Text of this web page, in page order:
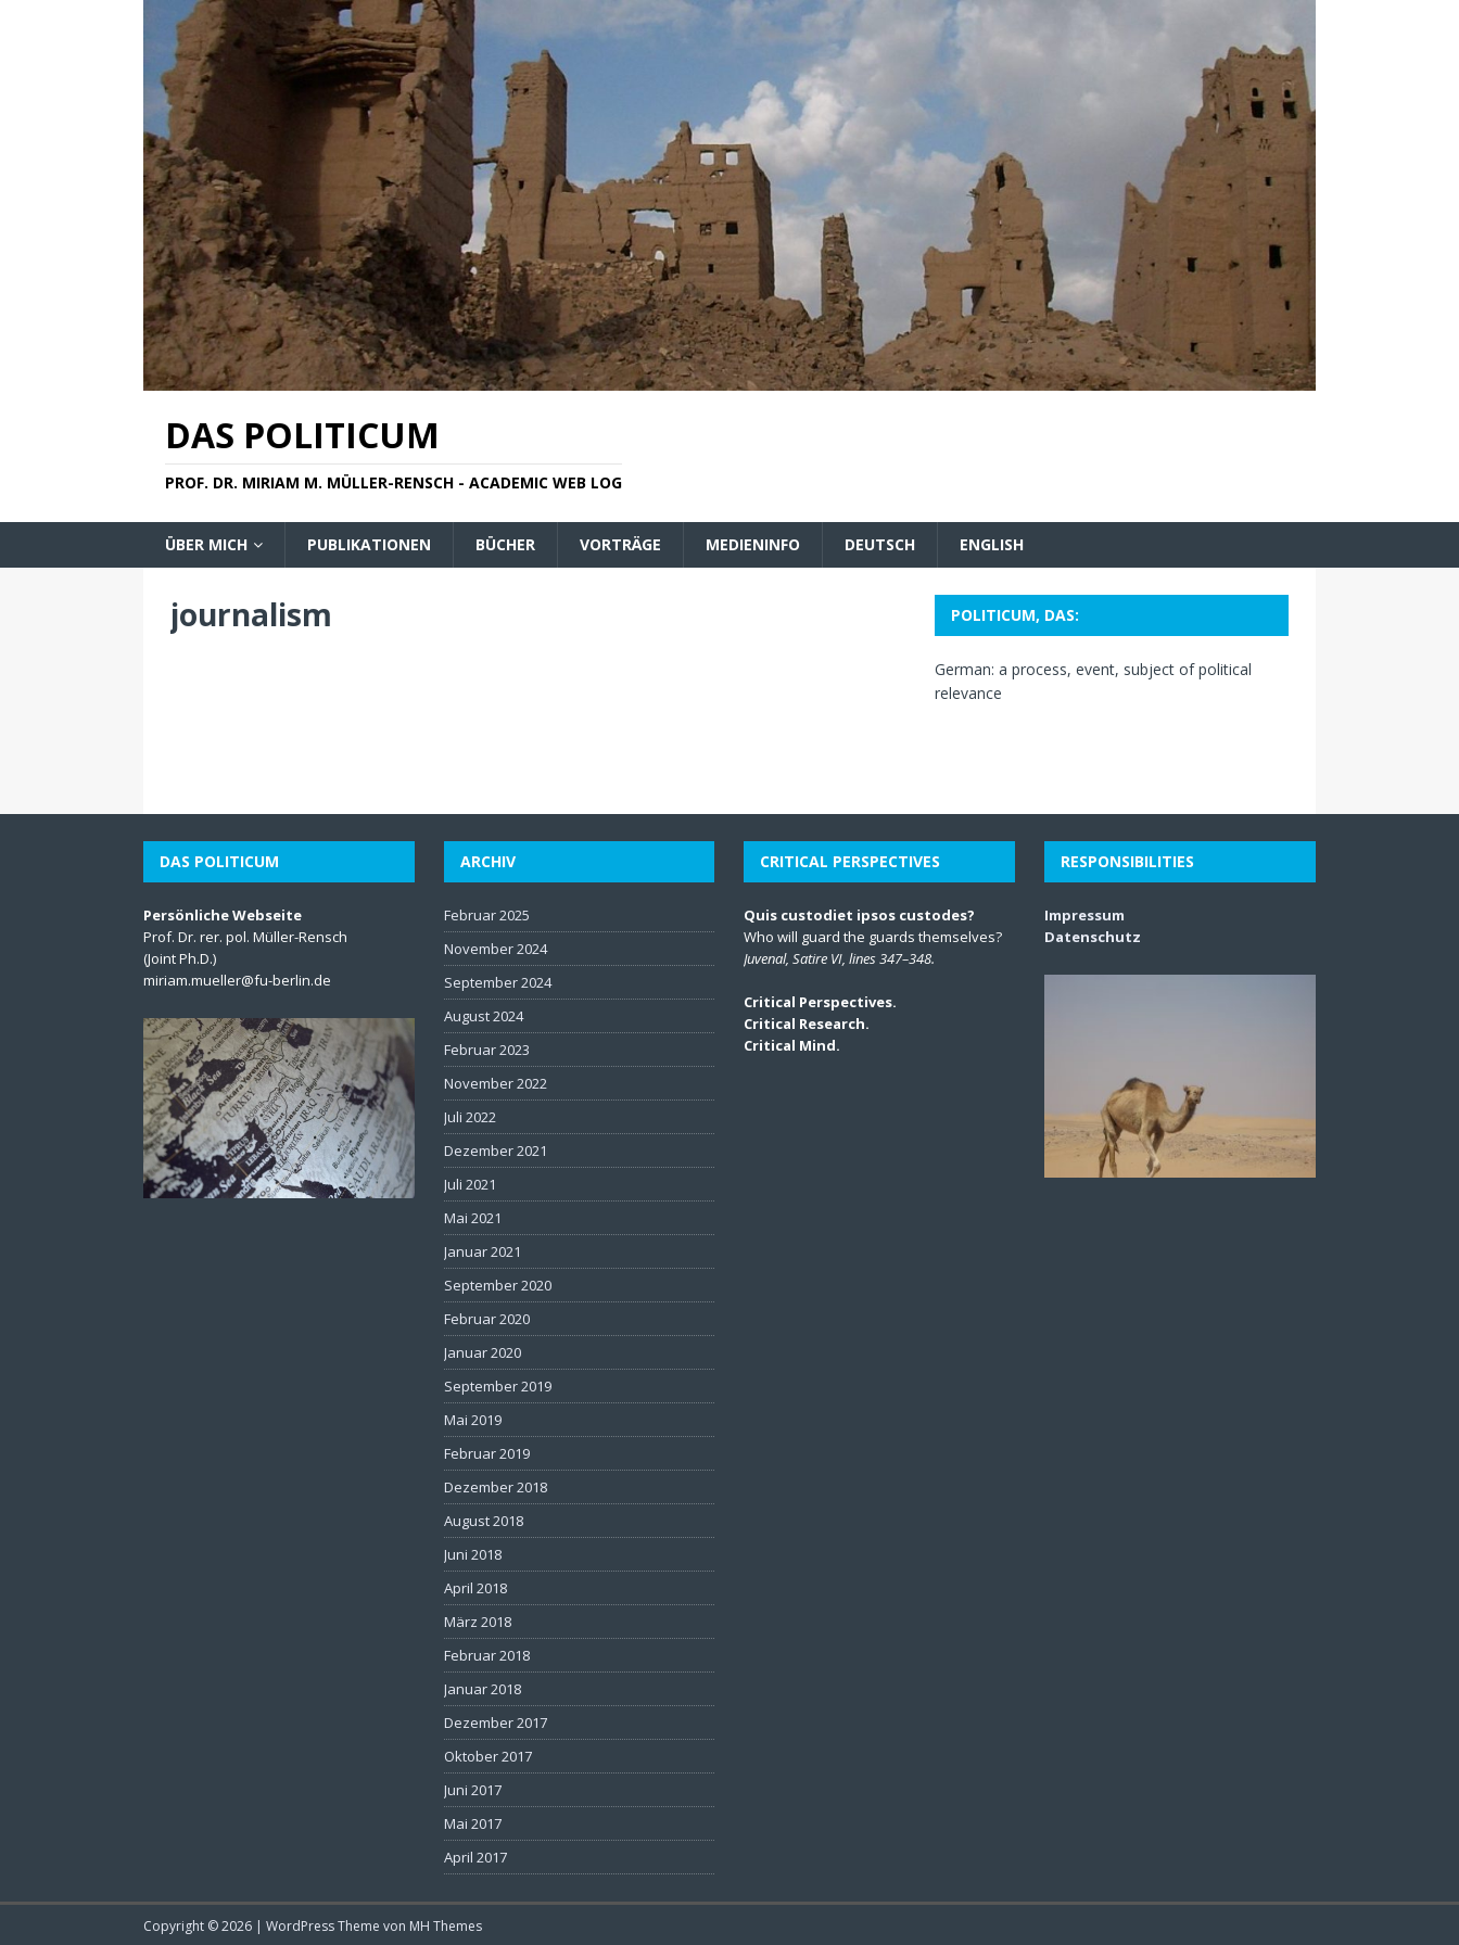
DAS POLITICUM
PROF. DR. MIRIAM M. MÜLLER-RENSCH - ACADEMIC WEB LOG
ÜBER MICH PUBLIKATIONEN BÜCHER VORTRÄGE MEDIENINFO DEUTSCH ENGLISH
journalism POLITICUM, DAS:
German: a process, event, subject of political
relevance
DAS POLITICUM
Persönliche Webseite
Prof. Dr. rer. pol. Müller-Rensch
(Joint Ph.D.)
miriam.mueller@fu-berlin.de
ARCHIV
Februar 2025
November 2024
September 2024
August 2024
Februar 2023
November 2022
Juli 2022
Dezember 2021
Juli 2021
Mai 2021
Januar 2021
September 2020
Februar 2020
Januar 2020
September 2019
Mai 2019
Februar 2019
Dezember 2018
August 2018
Juni 2018
April 2018
März 2018
Februar 2018
Januar 2018
Dezember 2017
Oktober 2017
Juni 2017
Mai 2017
April 2017
CRITICAL PERSPECTIVES
Quis custodiet ipsos custodes?
Who will guard the guards themselves?
Juvenal, Satire VI, lines 347–348.
Critical Perspectives.
Critical Research.
Critical Mind.
RESPONSIBILITIES
Impressum
Datenschutz
Copyright © 2026 | WordPress Theme von MH Themes